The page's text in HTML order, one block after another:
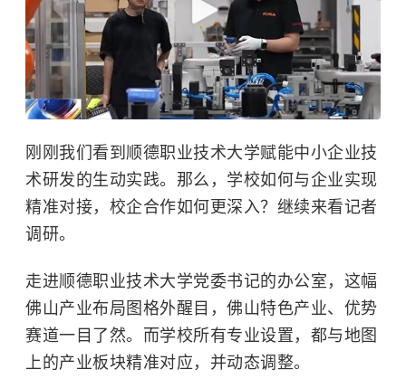
刚刚我们看到顺德职业技术大学赋能中小企业技
术研发的生动实践。那么，学校如何与企业实现
精准对接，校企合作如何更深入？继续来看记者
调研。
走进顺德职业技术大学党委书记的办公室，这幅
佛山产业布局图格外醒目，佛山特色产业、优势
赛道一目了然。而学校所有专业设置，都与地图
上的产业板块精准对应，并动态调整。